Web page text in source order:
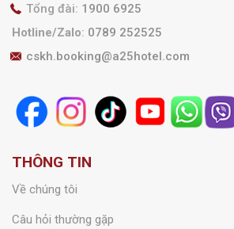
Tổng đài: 1900 6925
Hotline/Zalo: 0789 252525
cskh.booking@a25hotel.com
THÔNG TIN
Về chúng tôi
Câu hỏi thường gặp